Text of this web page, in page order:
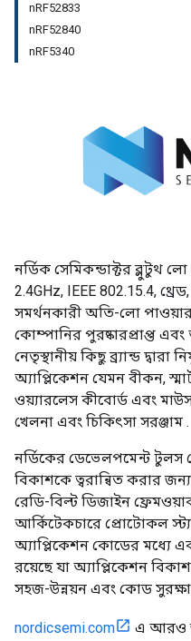
nRF52833
nRF52840
nRF5340
নর্ডিক সেমিকন্ডাক্টর ব্লুটুথ
2.4GHz, IEEE 802.15.4,
সমর্থনকারী অতি-লো
কোম্পানির পুরষ্কারপ্রাপ্ত
নেতৃস্থানীয় কিছু ব্র্যান্ড দ্বারা
অ্যাপ্লিকেশন যেমন বীকন,
ওয়্যারলেস কীবোর্ড এবং
খেলনা এবং চিকিৎসা সরঞ্জাম .
নর্ডিকের ডেভেলপমেন্ট
বিকাশকে ত্বরান্বিত করার
রেডি-বিল্ট ডিজাইন
আর্কিটেকচারে প্রোটোকল
অ্যাপ্লিকেশন কোডের মধ্যে
রয়েছে যা অ্যাপ্লিকেশন
সহজ-উন্নয়ন এবং কোড সুরক্ষা
nordicsemi.com এ আরও